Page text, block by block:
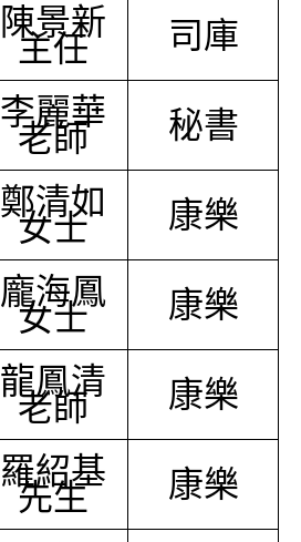
陳景新
主任 司庫
李麗華
老師 秘書
鄭清如
女士 康樂
龐海鳳
女士 康樂
龍鳳清
老師 康樂
羅紹基
先生 康樂